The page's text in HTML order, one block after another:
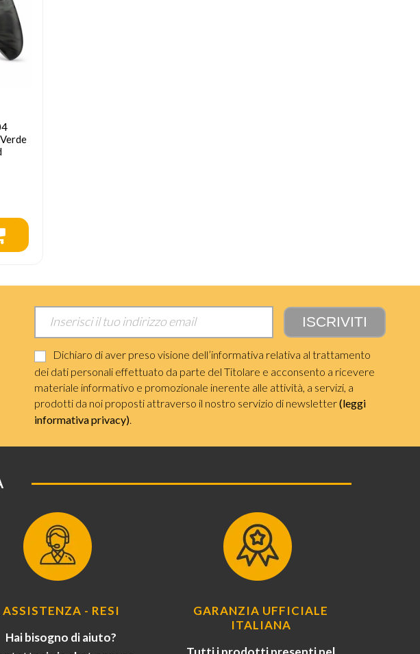
S,
Dichiaro di aver preso visione dell’informativa relativa al trattamento
dei dati personali effettuato da parte del Titolare e acconsento a ricevere
materiale informativo e promozionale inerente alle attività, a servizi, a
prodotti da noi proposti attraverso il nostro servizio di newsletter(leggi
informativa privacy).
ASSISTENZA - RESI
Hai bisogno di aiuto?
GARANZIA UFFICIALE
ITALIANA